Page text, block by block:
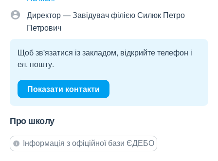
Директор — Завідувач філією Силюк Петро
Петрович
Щоб зв'язатися із закладом, відкрийте телефон і
ел. пошту.
Показати контакти
Про школу
Інформація з офіційної бази ЄДЕБО